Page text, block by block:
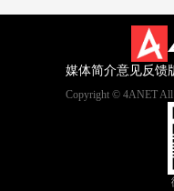
媒体简介意见反馈
Copyright © 4ANET All